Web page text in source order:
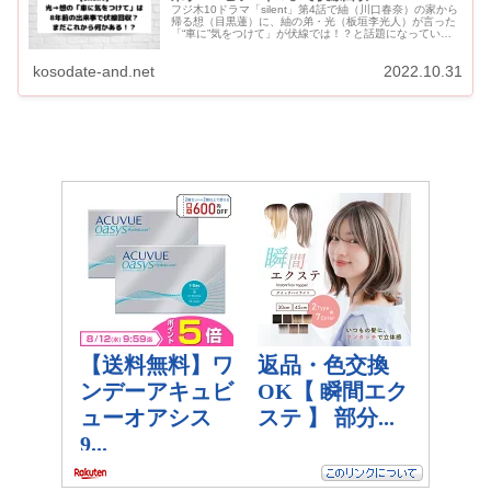
フジ木10ドラマ「silent」第4話で紬（川口春奈）の家から
帰る想（目黒蓮）に、紬の弟・光（板垣李光人）が言った
「“車に”気をつけて」が伏線では！？と話題になっていま
kosodate-and.net 2022.10.31